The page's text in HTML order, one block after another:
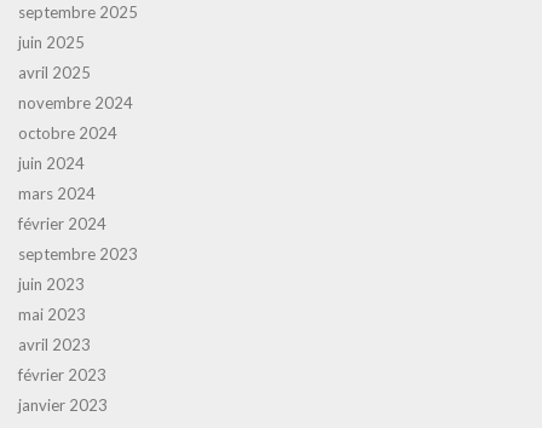
septembre 2025
juin 2025
avril 2025
novembre 2024
octobre 2024
juin 2024
mars 2024
février 2024
septembre 2023
juin 2023
mai 2023
avril 2023
février 2023
janvier 2023